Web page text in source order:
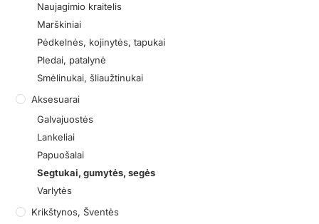
Naujagimio kraitelis
Marškiniai
Pėdkelnės, kojinytės, tapukai
Pledai, patalynė
Smėlinukai, šliaužtinukai
Aksesuarai
Galvajuostės
Lankeliai
Papuošalai
Segtukai, gumytės, segės
Varlytės
Krikštynos, Šventės